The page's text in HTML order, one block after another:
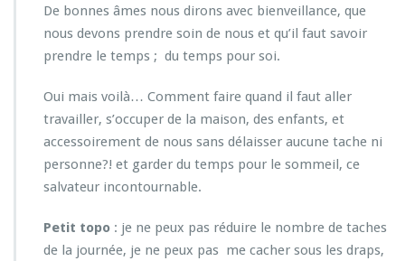
De bonnes âmes nous dirons avec bienveillance, que
nous devons prendre soin de nous et qu’il faut savoir
prendre le temps ; du temps pour soi.
Oui mais voilà… Comment faire quand il faut aller
travailler, s’occuper de la maison, des enfants, et
accessoirement de nous sans délaisser aucune tache ni
personne?! et garder du temps pour le sommeil, ce
salvateur incontournable.
Petit topo : je ne peux pas réduire le nombre de taches
de la journée, je ne peux pas me cacher sous les draps,